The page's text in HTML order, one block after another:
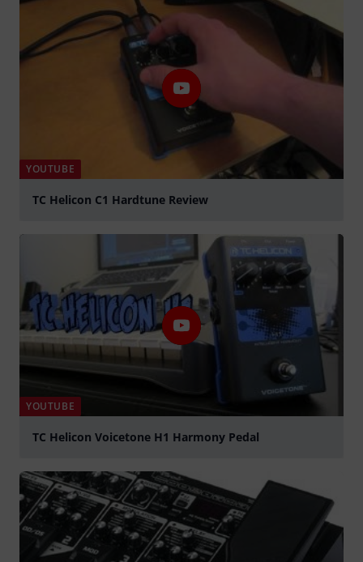
YOUTUBE
TC Helicon C1 Hardtune Review
YOUTUBE
TC Helicon Voicetone H1 Harmony Pedal